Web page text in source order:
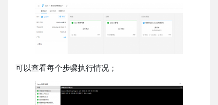
可以查看每个步骤执行情况；